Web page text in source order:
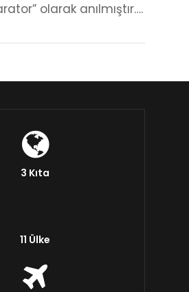
olarak anılmıştır….
3 Kıta
11 Ülke